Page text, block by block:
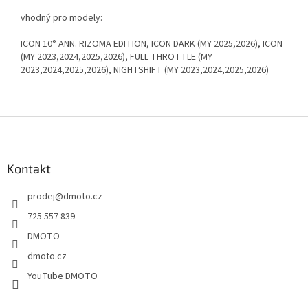
vhodný pro modely:
ICON 10° ANN. RIZOMA EDITION, ICON DARK (MY 2025,2026), ICON
(MY 2023,2024,2025,2026), FULL THROTTLE (MY
2023,2024,2025,2026), NIGHTSHIFT (MY 2023,2024,2025,2026)
Kontakt
prodej@dmoto.cz
725 557 839
DMOTO
dmoto.cz
YouTube DMOTO